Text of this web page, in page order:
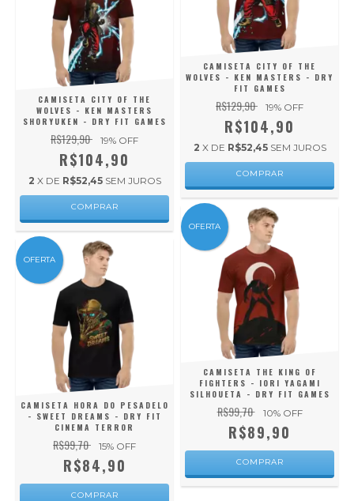
CAMISETA CITY OF THE
WOLVES - KEN MASTERS
SHORYUKEN - DRY FIT GAMES
R$129,90 19% OFF
R$104,90
2 X DE R$52,45 SEM JUROS
COMPRAR
CAMISETA CITY OF THE
WOLVES - KEN MASTERS - DRY
FIT GAMES
R$129,90 19% OFF
R$104,90
2 X DE R$52,45 SEM JUROS
COMPRAR
OFERTA
CAMISETA HORA DO PESADELO
- SWEET DREAMS - DRY FIT
CINEMA TERROR
R$99,70 15% OFF
R$84,90
COMPRAR
OFERTA
CAMISETA THE KING OF
FIGHTERS - IORI YAGAMI
SILHOUETA - DRY FIT GAMES
R$99,70 10% OFF
R$89,90
COMPRAR